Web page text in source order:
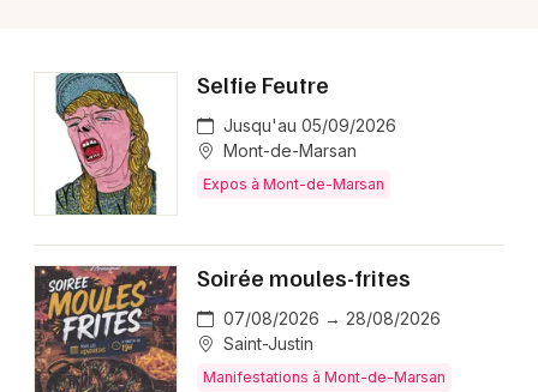
Selfie Feutre
Jusqu'au 05/09/2026
Mont-de-Marsan
Expos à Mont-de-Marsan
Soirée moules-frites
07/08/2026 → 28/08/2026
Saint-Justin
Manifestations à Mont-de-Marsan